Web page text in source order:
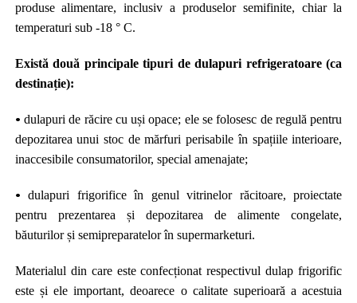
produse alimentare, inclusiv a produselor semifinite, chiar la
temperaturi sub -18 ° C.
Există două principale tipuri de dulapuri refrigeratoare (ca
destinație):
• dulapuri de răcire cu uși opace; ele se folosesc de regulă pentru
depozitarea unui stoc de mărfuri perisabile în spațiile interioare,
inaccesibile consumatorilor, special amenajate;
•dulapuri frigorifice în genul vitrinelor răcitoare, proiectate
pentru prezentarea și depozitarea de alimente congelate,
băuturilor și semipreparatelor în supermarketuri.
Materialul din care este confecționat respectivul dulap frigorific
este și ele important, deoarece o calitate superioară a acestuia